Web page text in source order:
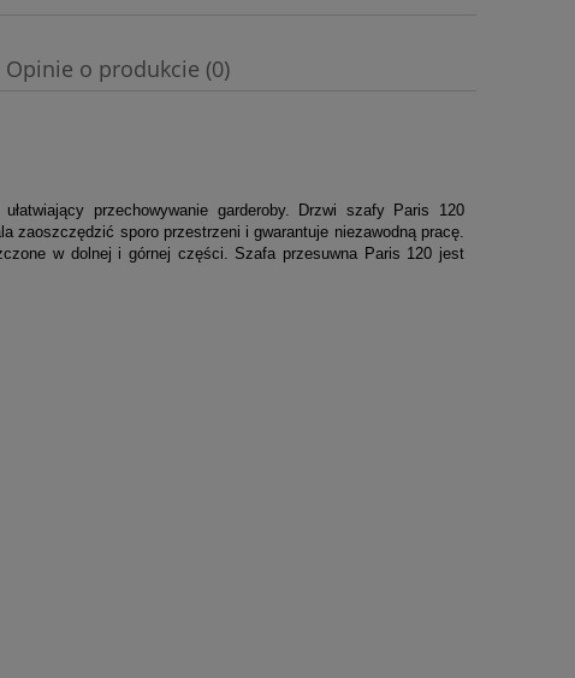
Opinie o produkcie (0)
przechowywanie garderoby. Drzwi szafy Paris 120
zaoszczędzić sporo przestrzeni i gwarantuje niezawodną pracę.
w dolnej i górnej części. Szafa przesuwna Paris 120 jest